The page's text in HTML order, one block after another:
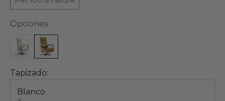
Opciones:
Tapizado:
Blanco